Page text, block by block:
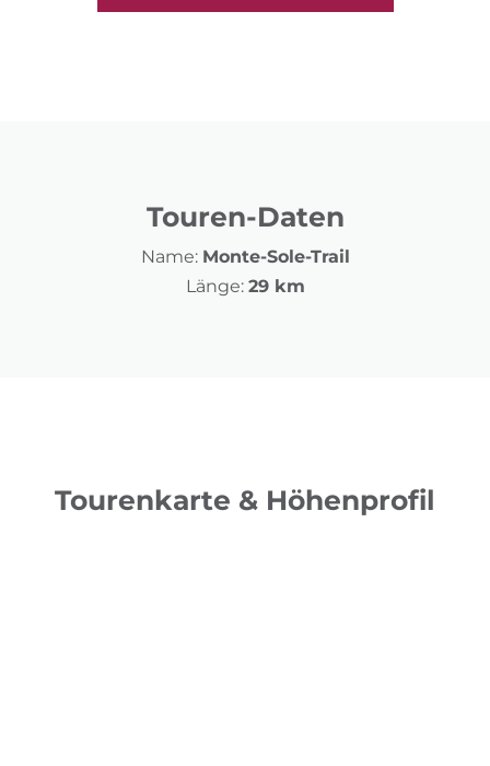
Touren-Daten
Name: Monte-Sole-Trail
Länge: 29 km
Tourenkarte & Höhenprofil